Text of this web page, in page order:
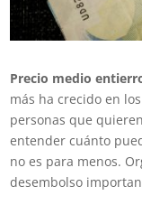
Precio medio
más ha crecido en
personas que
entender cuánto
no es para menos.
desembolso